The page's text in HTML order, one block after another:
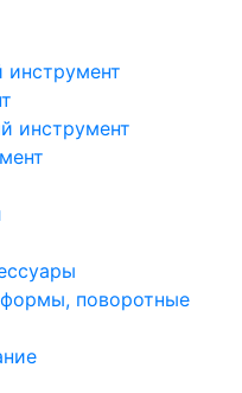
инструмент
инструмент
поворотные